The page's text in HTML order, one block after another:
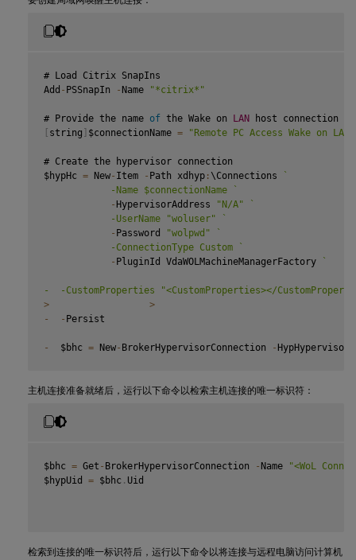
# Load Citrix SnapIns
Add - PSSnapIn - Name "*citrix*"
# Provide the name of the Wake on LAN
[ string ] $connectionName = "Remote PC Access Wake on LAN"
# Create the hypervisor connection
$hypHc = New- Item - Path xdhyp : \Connections
`
            -Name $connectionName
`
-HypervisorAddress "N/A"
`
            -UserName "woluser"
`
- Password "wolpwd"
`
            -ConnectionType Custom
`
- PluginId VdaWOLMachineManagerFactory `
-  -CustomProperties "<CustomProperties></
>
>
-
- Persist
-
  $bhc
= New- BrokerHypervisorConnection -
-
  $bhc
= Get-BrokerHypervisorConnection -
-
}
主机连接准备就绪后，运行以下命令以检索主机连接的唯一标识符：
$bhc = Get - BrokerHypervisorConnection - Name
"<WoL
$hypUid = $bhc . Uid
检索到连接的唯一标识符后，运行以下命令以将连接与远程电脑访问计算机